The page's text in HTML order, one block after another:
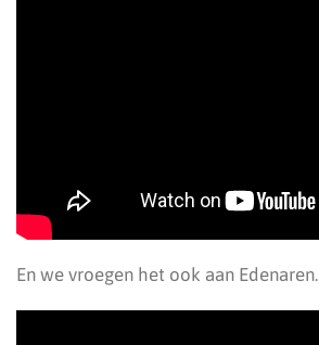
En we vroegen het ook aan Edenaren.